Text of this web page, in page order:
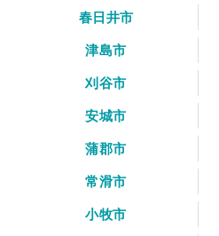
春日井市
津島市
刈谷市
安城市
蒲郡市
常滑市
小牧市